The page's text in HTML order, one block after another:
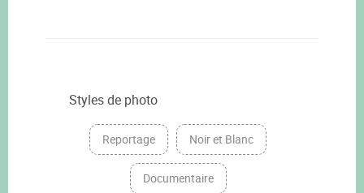
Styles de photo
Reportage Noir et Blanc
Documentaire